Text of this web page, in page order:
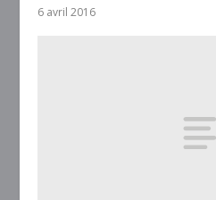
6 avril 2016